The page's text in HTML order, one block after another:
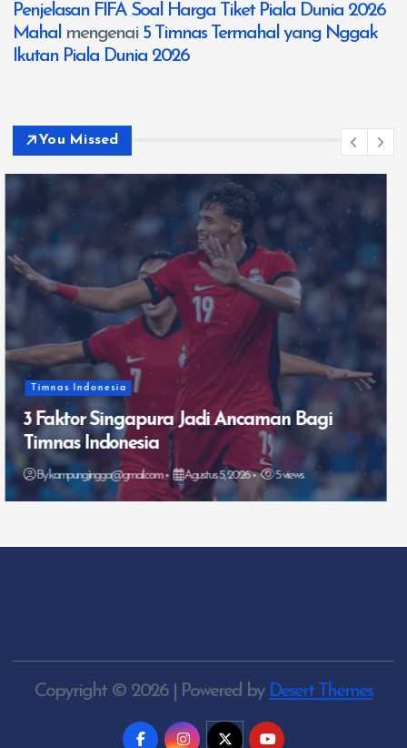
Penjelasan FIFA Soal Harga Tiket Piala Dunia 2026
Mahalmengenai 5 Timnas Termahal yang Nggak
Ikutan Piala Dunia 2026
You Missed
Timnas Indonesia
Drama Injury Time Antar Persebaya ke
Final Piala Presiden 2026
Bykampungjingga@gmail.com Agustus 4, 2026 10 views
Copyright © 2026 | Powered by Desert Themes